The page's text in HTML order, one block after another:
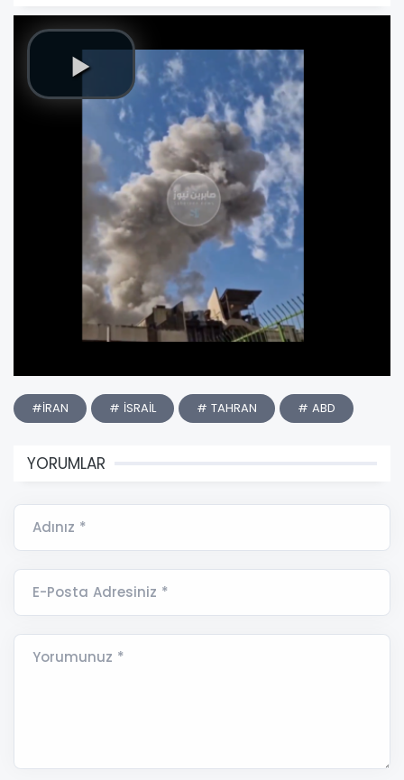
#İRAN # İSRAİL # TAHRAN # ABD
YORUMLAR
Adınız *
E-Posta Adresiniz *
Yorumunuz *